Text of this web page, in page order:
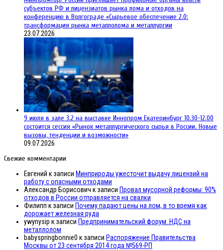
субъектов РФ и лицензиатов рынка лома и отходов на
конференцию в Волгограде «Сырьевое обеспечение 2.0:
трансформация рынка металлолома и металлургии
23.07.2026
9 июля в зале 3.2 на выставке Иннопром Екатеринбург 10.30-12.00
состоится сессия «Рынок металлургического сырья в России. Новые
вызовы, тенденции и возможности»
09.07.2026
Свежие комментарии
Евгений к записи Минприроды ужесточит выдачу лицензий на
работу с опасными отходами
Александр Борисович к записи Провал мусорной реформы: 90%
отходов в России отправляется на свалки
Филипп к записи Почему падают цены на лом, в то время как
дорожает железная руда
ywynysip к записи Предпринимательский форум. НДС на
металлолом
babyspringbonnie0 к записи Распоряжение Правительства
Москвы от 23 сентября 2014 года №569-РП